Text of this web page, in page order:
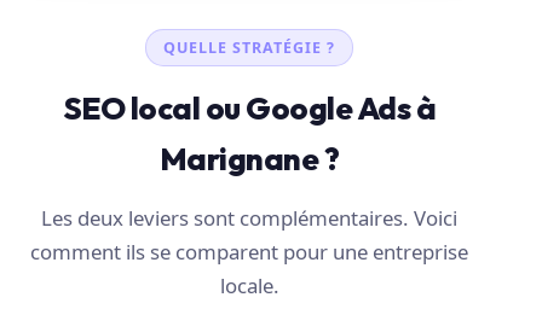
QUELLE STRATÉGIE ?
SEO local ou Google Ads à
Marignane ?
Les deux leviers sont complémentaires. Voici
comment ils se comparent pour une entreprise
locale.